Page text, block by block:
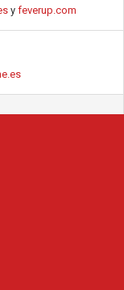
y feverup.com